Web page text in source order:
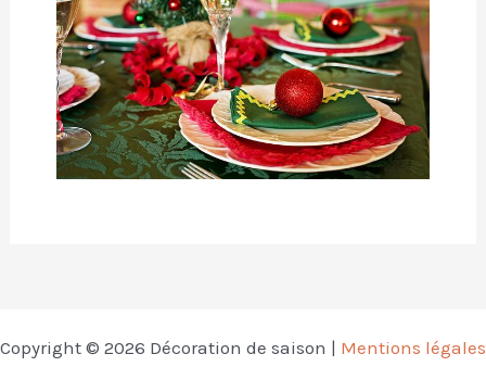
Copyright © 2026 Décoration de saison | Mentions légales